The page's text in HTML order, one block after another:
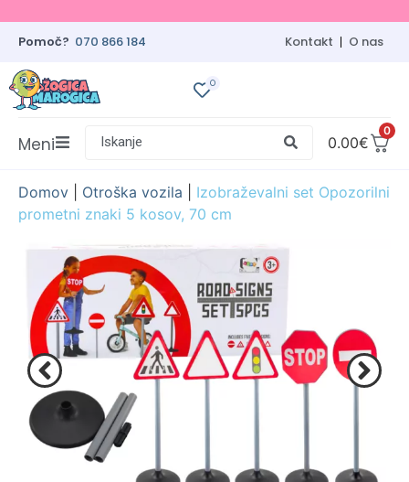
Pomoč? 070 866 184 Kontakt O nas
0
0
0.00€
Iskanje
Meni
Domov Otroška vozila
Izobraževalni set Opozorilni
prometni znaki 5 kosov, 70 cm